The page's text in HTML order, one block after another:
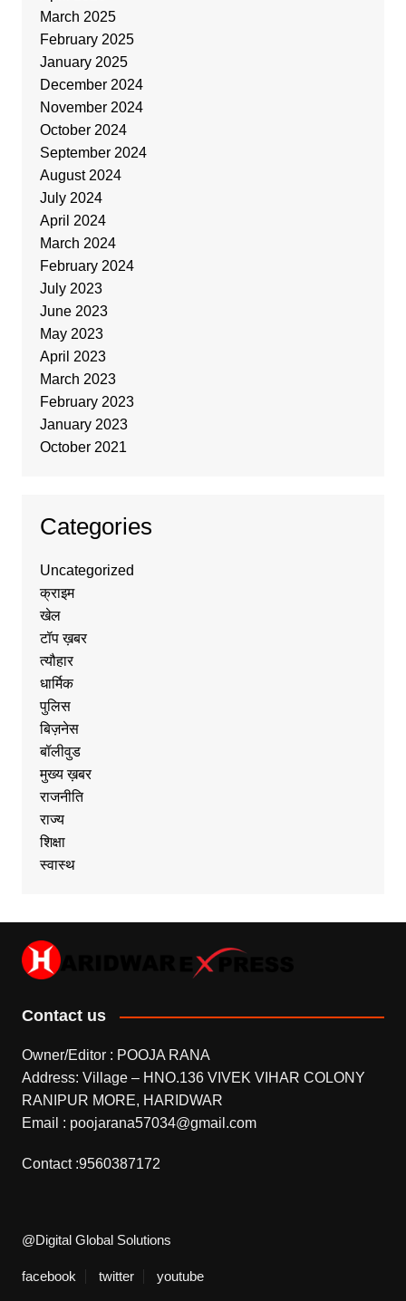
March 2025
February 2025
January 2025
December 2024
November 2024
October 2024
September 2024
August 2024
July 2024
April 2024
March 2024
February 2024
July 2023
June 2023
May 2023
April 2023
March 2023
February 2023
January 2023
October 2021
Categories
Uncategorized
क्राइम
खेल
टॉप ख़बर
त्यौहार
धार्मिक
पुलिस
बिज़नेस
बॉलीवुड
मुख्य ख़बर
राजनीति
राज्य
शिक्षा
स्वास्थ
Contact us
Owner/Editor : POOJA RANA
Address: Village – HNO.136 VIVEK VIHAR COLONY
RANIPUR MORE, HARIDWAR
Email : poojarana57034@gmail.com
Contact :9560387172
@Digital Global Solutions
facebook twitter youtube